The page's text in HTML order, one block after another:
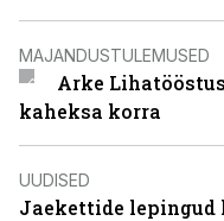
MAJANDUSTULEMUSED
Arke
kaheksa korra
UUDISED
Jaekettide lepingud